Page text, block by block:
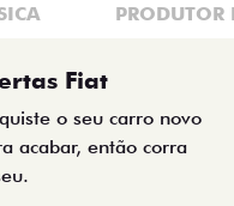
PRODUTOR
Fiat
o seu carro novo
acabar, então corra